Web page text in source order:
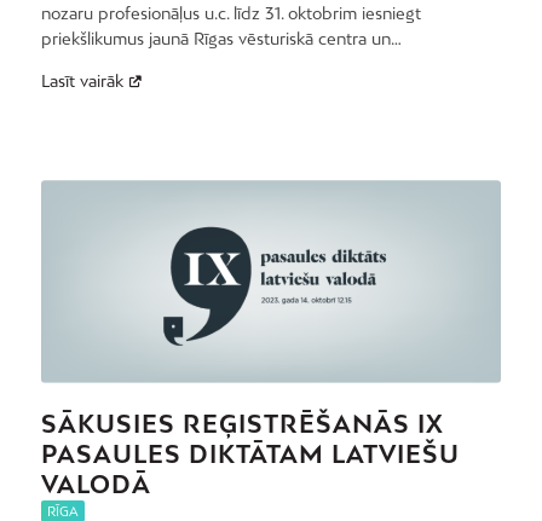
nozaru profesionāļus u.c. līdz 31. oktobrim iesniegt
priekšlikumus jaunā Rīgas vēsturiskā centra un…
Lasīt vairāk
SĀKUSIES REĢISTRĒŠANĀS IX
PASAULES DIKTĀTAM LATVIEŠU
VALODĀ
RĪGA